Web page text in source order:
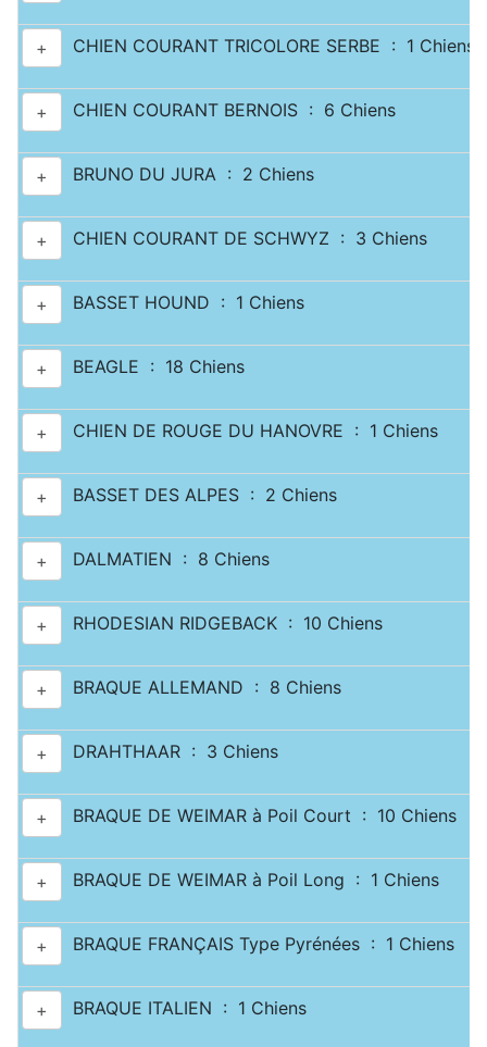
+ CHIEN COURANT TRICOLORE SERBE : 1 Chiens
+ CHIEN COURANT BERNOIS : 6 Chiens
+ BRUNO DU JURA : 2 Chiens
+ CHIEN COURANT DE SCHWYZ : 3 Chiens
+ BASSET HOUND : 1 Chiens
+ BEAGLE : 18 Chiens
+ CHIEN DE ROUGE DU HANOVRE : 1 Chiens
+ BASSET DES ALPES : 2 Chiens
+ DALMATIEN : 8 Chiens
+ RHODESIAN RIDGEBACK : 10 Chiens
+ BRAQUE ALLEMAND : 8 Chiens
+ DRAHTHAAR : 3 Chiens
+ BRAQUE DE WEIMAR à Poil Court : 10 Chiens
+ BRAQUE DE WEIMAR à Poil Long : 1 Chiens
+ BRAQUE FRANÇAIS Type Pyrénées : 1 Chiens
+ BRAQUE ITALIEN : 1 Chiens